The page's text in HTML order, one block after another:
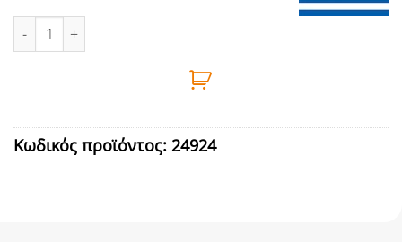
ΣΥΝΔΕΣΗ ΣΤΑΥΡΟΣ 1 1/4'' (Φ42mm) ΖΕΥΓΟΣ ποσότητα
Κωδικός προϊόντος: 24924